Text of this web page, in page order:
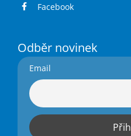
Facebook
Odběr novinek
Email